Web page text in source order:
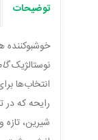
توضیحات
نوستالژیک
انتخاب‌ها
رایحه که در
شیرین،